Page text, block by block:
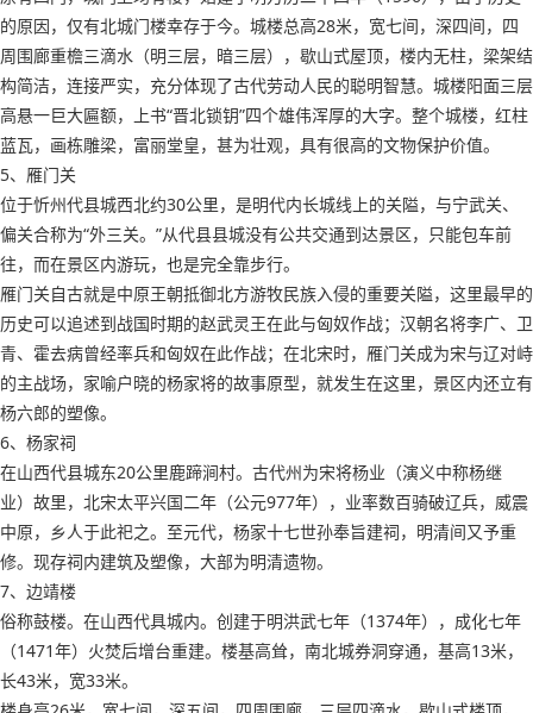
的原因，仅有北城门楼幸存于今。城楼总高28米，宽七间，深四间，四
周围廊重檐三滴水（明三层，暗三层），歇山式屋顶，楼内无柱，梁架结
构简洁，连接严实，充分体现了古代劳动人民的聪明智慧。城楼阳面三层
高悬一巨大匾额，上书“晋北锁钥”四个雄伟浑厚的大字。整个城楼，红柱
蓝瓦，画栋雕梁，富丽堂皇，甚为壮观，具有很高的文物保护价值。
5、雁门关
位于忻州代县城西北约30公里，是明代内长城线上的关隘，与宁武关、
偏关合称为“外三关。”从代县县城没有公共交通到达景区，只能包车前
往，而在景区内游玩，也是完全靠步行。
雁门关自古就是中原王朝抵御北方游牧民族入侵的重要关隘，这里最早的
历史可以追述到战国时期的赵武灵王在此与匈奴作战；汉朝名将李广、卫
青、霍去病曾经率兵和匈奴在此作战；在北宋时，雁门关成为宋与辽对峙
的主战场，家喻户晓的杨家将的故事原型，就发生在这里，景区内还立有
杨六郎的塑像。
6、杨家祠
在山西代县城东20公里鹿蹄涧村。古代州为宋将杨业（演义中称杨继
业）故里，北宋太平兴国二年（公元977年），业率数百骑破辽兵，威震
中原，乡人于此祀之。至元代，杨家十七世孙奉旨建祠，明清间又予重
修。现存祠内建筑及塑像，大部为明清遗物。
7、边靖楼
俗称鼓楼。在山西代具城内。创建于明洪武七年（1374年），成化七年
（1471年）火焚后增台重建。楼基高耸，南北城券洞穿通，基高13米，
长43米，宽33米。